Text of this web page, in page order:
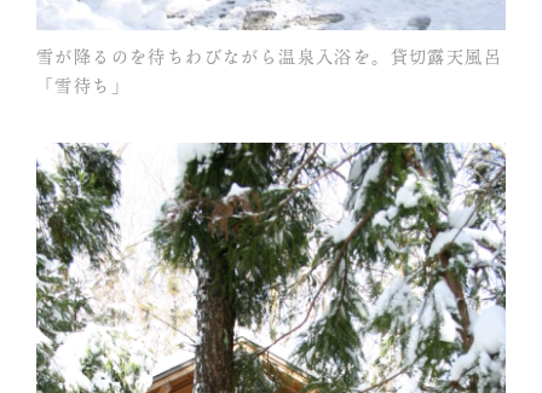
雪が降るのを待ちわびながら温泉入浴を。貸切露天風呂
「雪待ち」